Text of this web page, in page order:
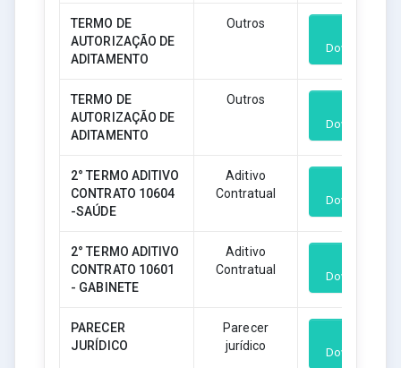
TERMO DE
AUTORIZAÇÃO DE
ADITAMENTO
Outros
Download
TERMO DE
AUTORIZAÇÃO DE
ADITAMENTO
Outros
Download
2° TERMO ADITIVO
CONTRATO 10604
-SAÚDE
Aditivo
Contratual
Download
2° TERMO ADITIVO
CONTRATO 10601
- GABINETE
Aditivo
Contratual
Download
PARECER
JURÍDICO
Parecer
jurídico
Download